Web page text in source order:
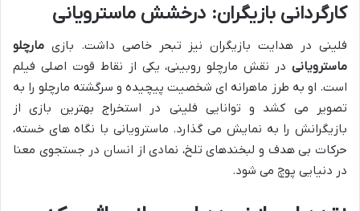
کارگردانی بازیگران: درخشش ماسترویانی
فلینی در هدایت بازیگران نیز تبحر خاصی داشت. بازی مارچلو
ماسترویانی در نقش مارچلو روبینی، یکی از نقاط قوت اصلی فیلم
است. او به طرز ماهرانه ای شخصیت پیچیده و سرگشته مارچلو را به
تصویر می کشد و توانایی فلینی در استخراج بهترین بازی از
بازیگرانش را به نمایش می گذارد. ماسترویانی با نگاه های خسته،
حرکات بی هدف و لبخندهای تلخ، نمادی از انسان در جستجوی معنا
در دنیایی پوچ می شود.